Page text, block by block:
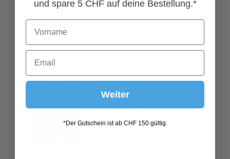
44 46 48
50
56 58
und spare 5 CHF auf deine Bestellung.*
Weiter
*Der Gutschein ist ab CHF 150 gültig.